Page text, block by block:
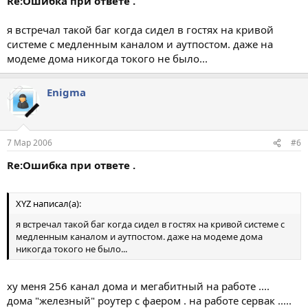
я встречал такой баг когда сидел в гостях на кривой
системе с медленным каналом и аутпостом. даже на
модеме дома никогда токого не было...
Enigma
7 Мар 2006 #6
Re:Ошибка при ответе .
XYZ написал(а):
я встречал такой баг когда сидел в гостях на кривой системе с
медленным каналом и аутпостом. даже на модеме дома
никогда токого не было...
ху меня 256 канал дома и мегабитный на работе ....
дома "железный" роутер с фаером . на работе сервак .....